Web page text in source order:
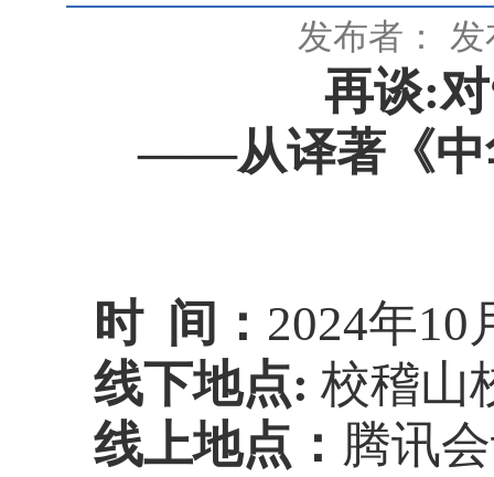
发布者： 发
再谈:
——从译著《
时 间： 2024年10
线下地点: 校稽山
线上地点： 腾讯